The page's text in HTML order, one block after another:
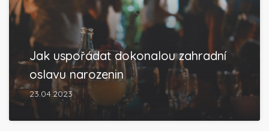
Jak uspořádat dokonalou zahradní
oslavu narozenin
23.04.2023